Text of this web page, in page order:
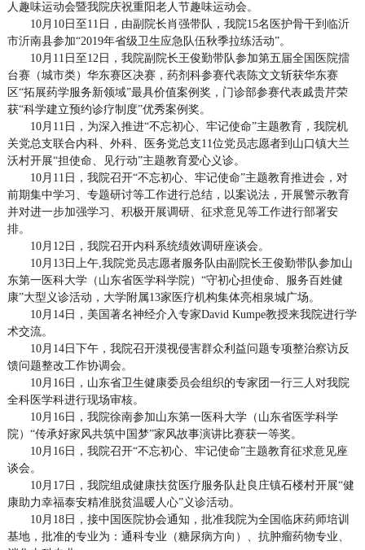
人趣味运动会暨我院庆祝重阳老人节趣味运动会。
10月10日至11日，由副院长肖强带队，我院15名医护骨干到临沂
市沂南县参加“2019年省级卫生应急队伍秋季拉练活动”。
10月11日至12日，我院副院长王俊勤带队参加第五届全国医院擂
台赛（城市类）华东赛区决赛，药剂科参赛代表陈文文斩获华东赛
区“拓展药学服务新领域”最具价值案例奖，门诊部参赛代表戚贵芹荣
获“科学建立预约诊疗制度”优秀案例奖。
10月11日，为深入推进“不忘初心、牢记使命”主题教育，我院机
关党总支联合内科、外科、医务党总支11位党员志愿者到山口镇大兰
沃村开展“担使命、见行动”主题教育爱心义诊。
10月11日，我院召开“不忘初心、牢记使命”主题教育推进会，对
前期集中学习、专题研讨等工作进行总结，以案说法，开展警示教育
并对进一步加强学习、积极开展调研、征求意见等工作进行部署安
排。
10月12日，我院召开内科系统绩效调研座谈会。
10月13日上午,我院党员志愿者服务队由副院长王俊勤带队参加山
东第一医科大学（山东省医学科学院）“守初心担使命、服务百姓健
康”大型义诊活动，大学附属13家医疗机构集体亮相泉城广场。
10月14日，美国著名神经介入专家David Kumpe教授来我院进行学
术交流。
10月14日下午，我院召开漠视侵害群众利益问题专项整治察访反
馈问题整改工作协调会。
10月16日，山东省卫生健康委员会组织的专家团一行三人对我院
全科医学科进行现场审核。
10月16日，我院徐南参加山东第一医科大学（山东省医学科学
院）“传承好家风共筑中国梦”家风故事演讲比赛获一等奖。
10月16日，我院召开“不忘初心、牢记使命”主题教育征求意见座
谈会。
10月17日，我院组成健康扶贫医疗服务队赴良庄镇石楼村开展“健
康助力幸福泰安精准脱贫温暖人心”义诊活动。
10月18日，接中国医院协会通知，批准我院为全国临床药师培训
基地，批准的专业为：通科专业（糖尿病方向）、抗肿瘤药物专业、